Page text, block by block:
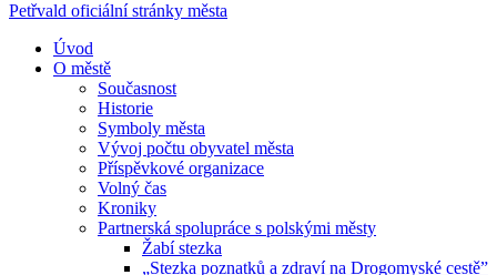
Petřvald oficiální stránky města
Úvod
O městě
Současnost
Historie
Symboly města
Vývoj počtu obyvatel města
Příspěvkové organizace
Volný čas
Kroniky
Partnerská spolupráce s polskými městy
Žabí stezka
„Stezka poznatků a zdraví na Drogomyské cestě”